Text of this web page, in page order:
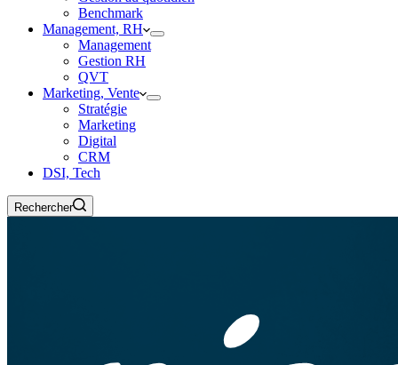
Benchmark
Management, RH
Management
Gestion RH
QVT
Marketing, Vente
Stratégie
Marketing
Digital
CRM
DSI, Tech
Rechercher